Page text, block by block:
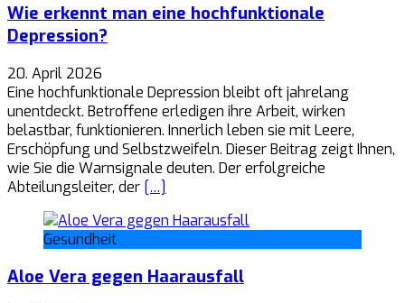
Wie erkennt man eine hochfunktionale
Depression?
20. April 2026
Eine hochfunktionale Depression bleibt oft jahrelang
unentdeckt. Betroffene erledigen ihre Arbeit, wirken
belastbar, funktionieren. Innerlich leben sie mit Leere,
Erschöpfung und Selbstzweifeln. Dieser Beitrag zeigt Ihnen,
wie Sie die Warnsignale deuten. Der erfolgreiche
Abteilungsleiter, der […]
Gesundheit
Aloe Vera gegen Haarausfall